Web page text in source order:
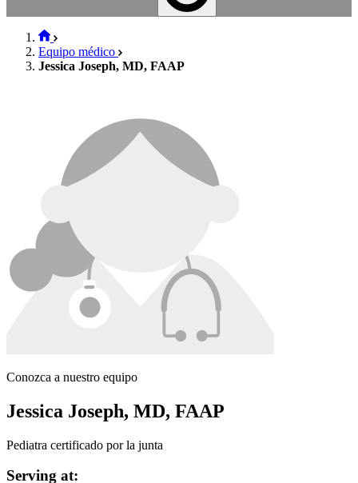
Equipo médico
Jessica Joseph, MD, FAAP
Conozca a nuestro equipo
Jessica Joseph, MD, FAAP
Pediatra certificado por la junta
Serving at: